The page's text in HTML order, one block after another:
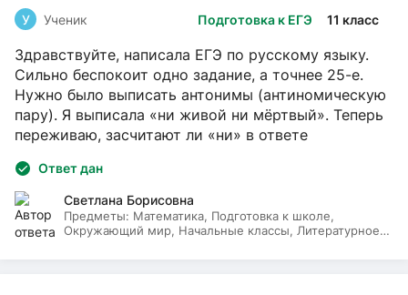
Подготовка к ЕГЭ 11 класс
У Ученик
Здравствуйте, написала ЕГЭ по русскому языку.
Сильно беспокоит одно задание, а точнее 25-е.
Нужно было выписать антонимы (антиномическую
пару). Я выписала «ни живой ни мёртвый». Теперь
переживаю, засчитают ли «ни» в ответе
Ответ дан
Светлана Борисовна
Предметы: Математика, Подготовка к школе,
Окружающий мир, Начальные классы, Литературное